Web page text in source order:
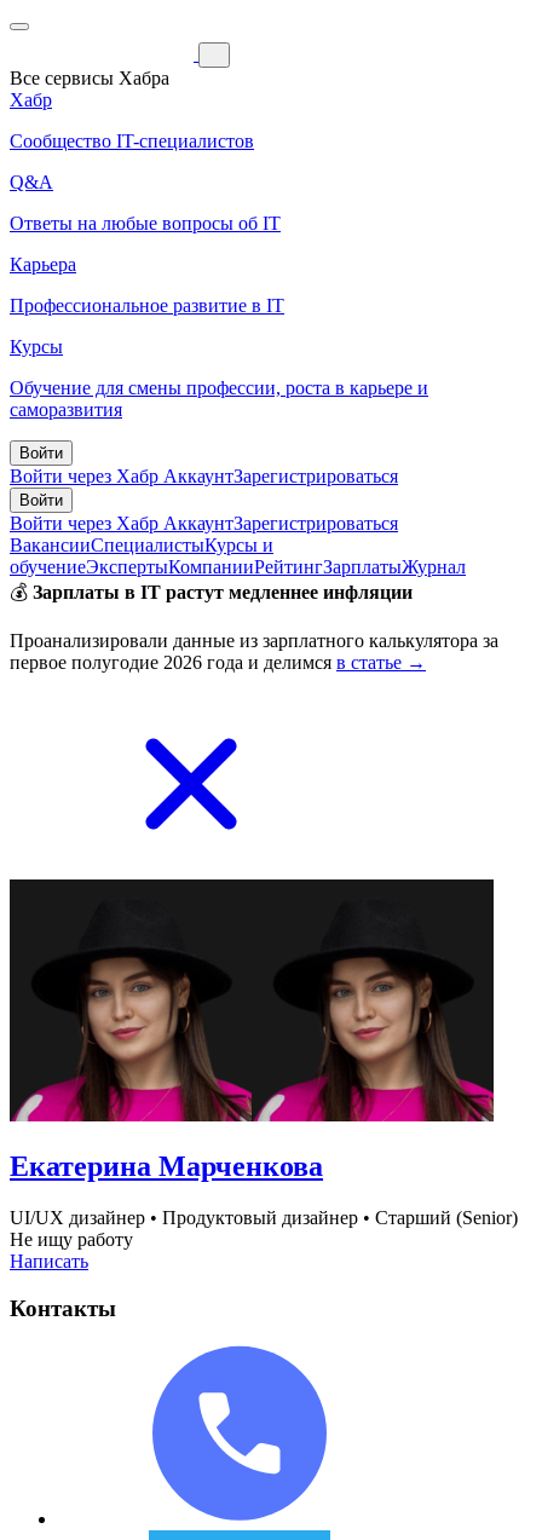
Все сервисы Хабра
Хабр
Сообщество IT-специалистов
Q&A
Ответы на любые вопросы об IT
Карьера
Профессиональное развитие в IT
Курсы
Обучение для смены профессии, роста в карьере и
саморазвития
Войти
Войти через Хабр АккаунтЗарегистрироваться
Войти
Войти через Хабр АккаунтЗарегистрироваться
ВакансииСпециалистыКурсы и
обучениеЭкспертыКомпанииРейтингЗарплатыЖурнал
💰 Зарплаты в IT растут медленнее инфляции
Проанализировали данные из зарплатного калькулятора за
первое полугодие 2026 года и делимся в статье →
Екатерина Марченкова
UI/UX дизайнер • Продуктовый дизайнер • Старший (Senior)
Не ищу работу
Написать
Контакты